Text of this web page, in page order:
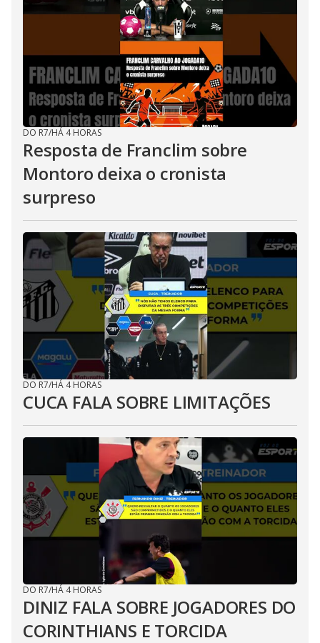
DO R7/HÁ 4 HORAS
Resposta de Franclim sobre
Montoro deixa o cronista
surpreso
DO R7/HÁ 4 HORAS
CUCA FALA SOBRE LIMITAÇÕES
DO R7/HÁ 4 HORAS
DINIZ FALA SOBRE JOGADORES DO
CORINTHIANS E TORCIDA